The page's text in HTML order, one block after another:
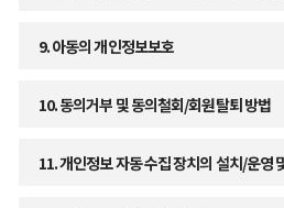
9. 아동의 개인정보보호
10. 동의거부 및 동의철회/회원탈퇴 방법
11. 개인정보 자동 수집 장치의 설치/운영